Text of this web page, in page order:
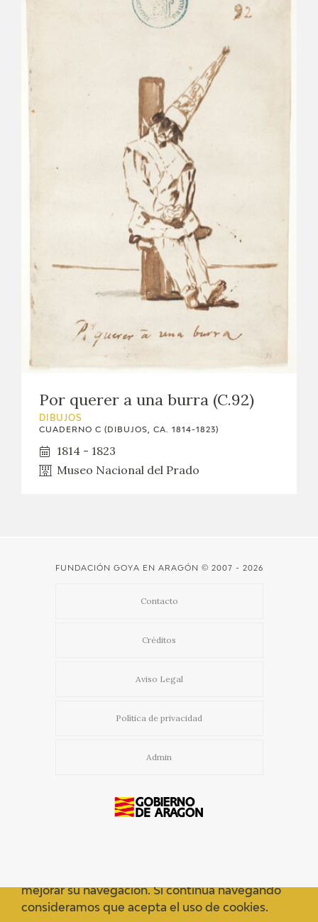
PREMIO ARAGÓN GOYA
RECURSOS EDUCATIVOS
FICHAS ARASAAC
Por querer a una burra (C.92)
DIBUJOS
CUADERNO C (DIBUJOS, CA. 1814-1823)
1814 - 1823
Museo Nacional del Prado
FUNDACIÓN GOYA EN ARAGÓN © 2007 - 2026
Contacto
Créditos
Aviso Legal
Política de privacidad
Admin
mejorar su navegación. Si continua navegando
consideramos que acepta el uso de cookies.